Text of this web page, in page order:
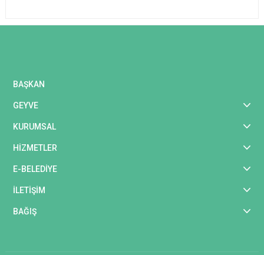
BAŞKAN
GEYVE
KURUMSAL
HİZMETLER
E-BELEDİYE
İLETİŞİM
BAĞIŞ